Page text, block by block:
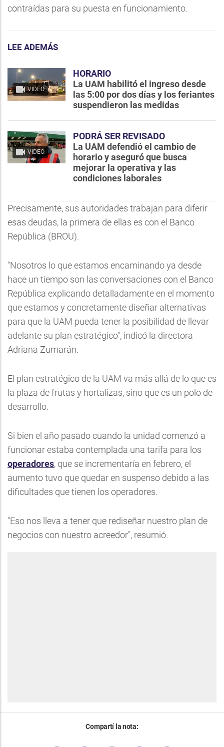
contraídas para su puesta en funcionamiento.
LEE ADEMÁS
VIDEO
HORARIO
La UAM habilitó el ingreso desde
las 5:00 por dos días y los feriantes
suspendieron las medidas
VIDEO
PODRÁ SER REVISADO
La UAM defendió el cambio de
horario y aseguró que busca
mejorar la operativa y las
condiciones laborales
Precisamente, sus autoridades trabajan para diferir
esas deudas, la primera de ellas es con el Banco
República (BROU).
"Nosotros lo que estamos encaminando ya desde
hace un tiempo son las conversaciones con el Banco
República explicando detalladamente en el momento
que estamos y concretamente diseñar alternativas
para que la UAM pueda tener la posibilidad de llevar
adelante su plan estratégico", indicó la directora
Adriana Zumarán.
El plan estratégico de la UAM va más allá de lo que es
la plaza de frutas y hortalizas, sino que es un polo de
desarrollo.
Si bien el año pasado cuando la unidad comenzó a
funcionar estaba contemplada una tarifa para los
operadores, que se incrementaría en febrero, el
aumento tuvo que quedar en suspenso debido a las
dificultades que tienen los operadores.
"Eso nos lleva a tener que rediseñar nuestro plan de
negocios con nuestro acreedor", resumió.
Compartí la nota: